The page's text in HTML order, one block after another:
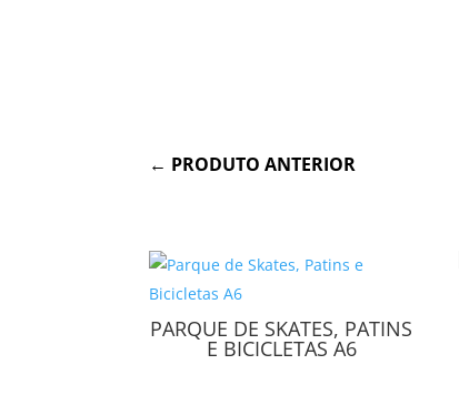
← PRODUTO ANTERIOR
PARQUE DE SKATES, PATINS
E BICICLETAS A6